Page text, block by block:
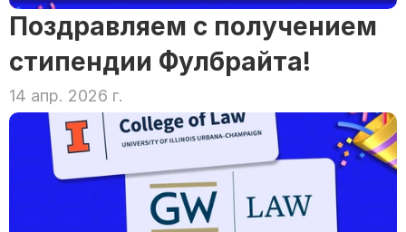
Поздравляем с получением
стипендии Фулбрайта!
14 апр. 2026 г.